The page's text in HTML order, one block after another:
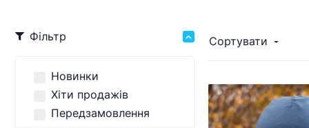
Фільтр
Новинки
Хіти продажів
Передзамовлення
Сортувати